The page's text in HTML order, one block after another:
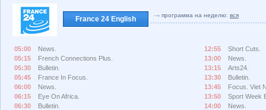
France 24 English программа на неделю: вся
05:00
News.
05:15
French Connections Plus.
05:30
Bulletin.
05:45
France In Focus.
06:00
News.
06:15
Eye On Africa.
06:30
Bulletin.
12:55
Short Cuts.
13:00
News.
13:15
Arts24.
13:30
Bulletin.
13:45
Focus. Viet
13:50
Sport Week
14:00
News.